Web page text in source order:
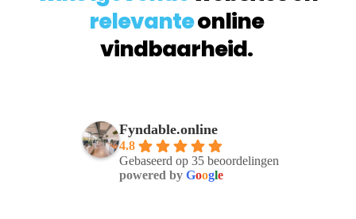
relevante online
vindbaarheid.
Fyndable.online
4.8
Gebaseerd op 35 beoordelingen
powered byGoogle